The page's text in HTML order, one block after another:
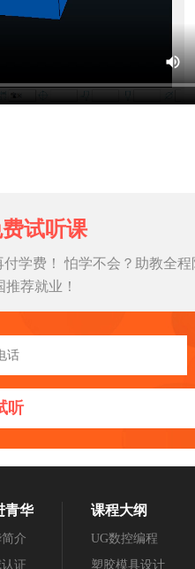
试听课
学费！ 怕学不会？助教全
荐就业！
听
青华
介
证
课程大纲
UG数控编程
塑胶模具设计